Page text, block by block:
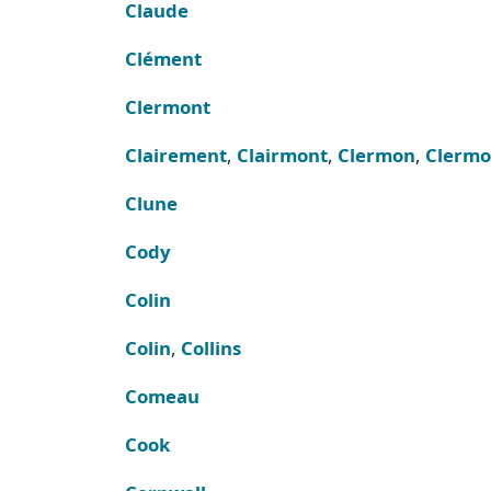
Claude
Clément
Clermont
Clairement, Clairmont, Clermon,
Clune
Cody
Colin
Colin, Collins
Comeau
Cook